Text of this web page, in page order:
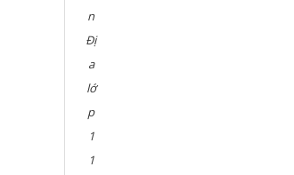
n
Đị
a
lớ
p
1
1